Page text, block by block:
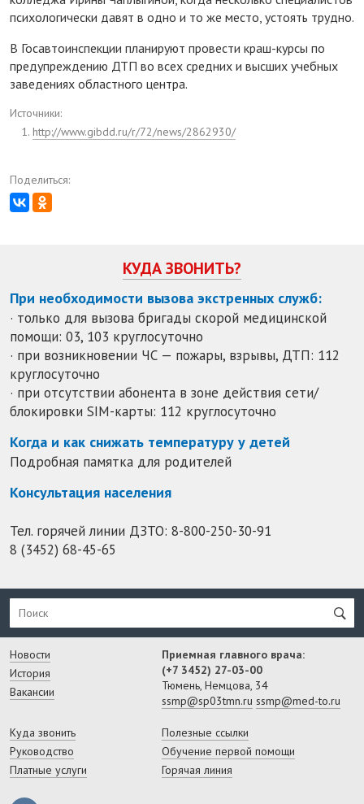
психологически давят в одно и то же место, устоять трудно.
В Госавтоинспекции планируют провести краш-курсы по
предупреждению ДТП во всех средних и высших учебных
заведениях областного центра.
Источники:
http://www.gibdd.ru/r/72/news/2862930/
Поделиться:
КУДА ЗВОНИТЬ?
При необходимости вызова экстренных служб:
· только для вызова бригады скорой медицинской
помощи: 03, 103 круглосуточно
· при возникновении ЧС — пожары, взрывы, ДТП: 112
круглосуточно
· при отсутствии абонента в зоне действия сети/
блокировки SIM-карты: 112 круглосуточно
Когда и как снижать температуру у детей
Подробная памятка для родителей
Консультация населения
Тел. горячей линии ДЗТО: 8-800-250-30-91
8 (3452) 68-45-65
Новости
История
Вакансии
Приемная главного врача:
(+7 3452) 27-03-00
Тюмень, Немцова, 34
ssmp@sp03tmn.ru ssmp@med-to.ru
Куда звонить
Руководство
Платные услуги
Полезные ссылки
Обучение первой помощи
Горячая линия